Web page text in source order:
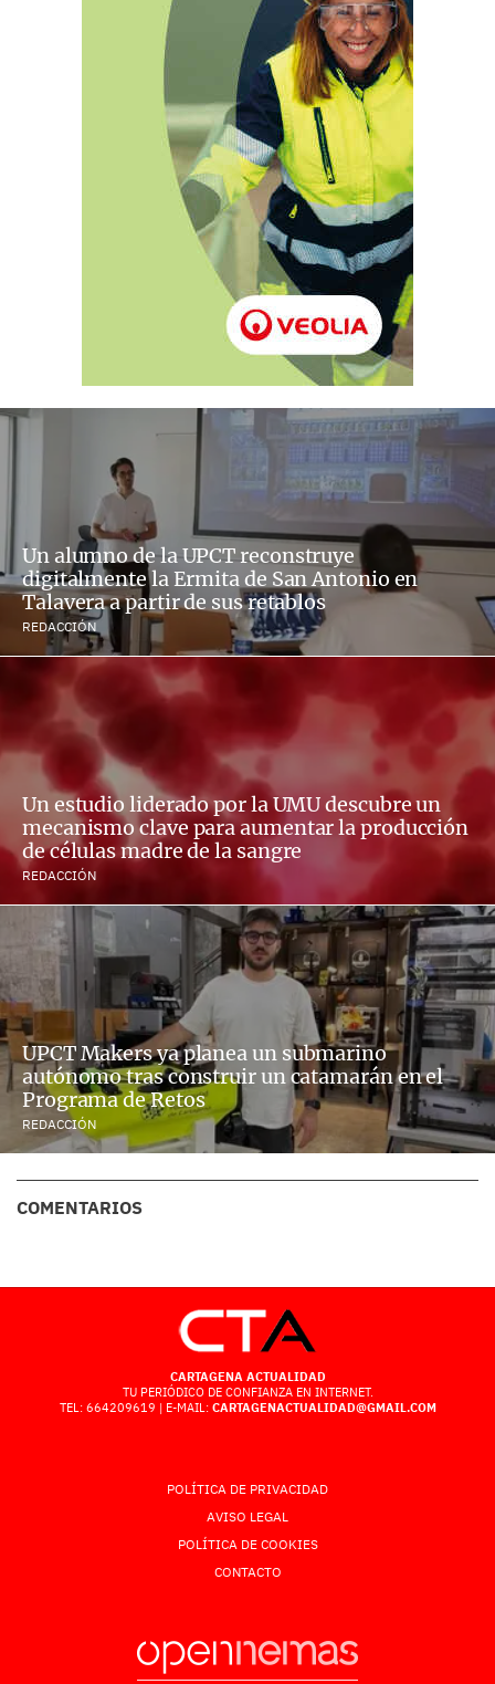
Un alumno de la UPCT reconstruye
digitalmente la Ermita de San Antonio en
Talavera a partir de sus retablos
REDACCIÓN
Un estudio liderado por la UMU descubre un
mecanismo clave para aumentar la producción
de células madre de la sangre
REDACCIÓN
UPCT Makers ya planea un submarino
autónomo tras construir un catamarán en el
Programa de Retos
REDACCIÓN
COMENTARIOS
CARTAGENA ACTUALIDAD
TU PERIÓDICO DE CONFIANZA EN INTERNET.
TEL: 664209619 | E-MAIL: CARTAGENACTUALIDAD@GMAIL.COM
POLÍTICA DE PRIVACIDAD
AVISO LEGAL
POLÍTICA DE COOKIES
CONTACTO